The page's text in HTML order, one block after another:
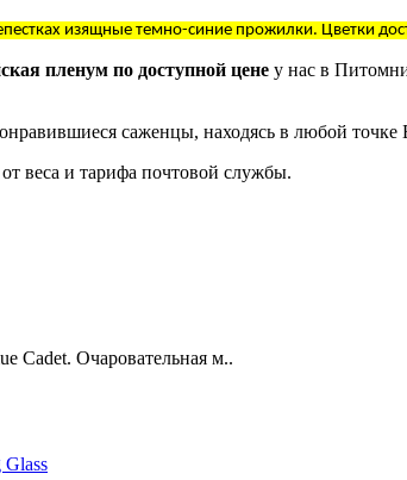
изящные темно-синие прожилки. Цветки
пленум по доступной цене у нас в
саженцы, находясь в любой
веса и тарифа почтовой службы.
Очаровательная м..